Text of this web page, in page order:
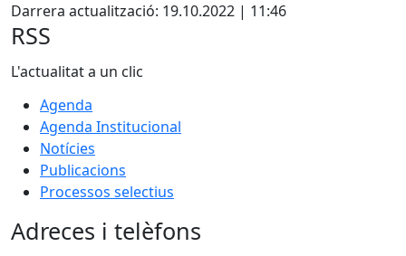
Darrera actualització: 19.10.2022 | 11:46
RSS
L'actualitat a un clic
Agenda
Agenda Institucional
Notícies
Publicacions
Processos selectius
Adreces i telèfons